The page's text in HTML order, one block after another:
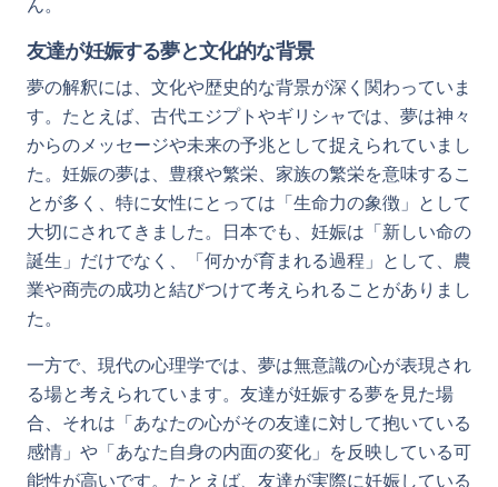
ん。
友達が妊娠する夢と文化的な背景
夢の解釈には、文化や歴史的な背景が深く関わっていま
す。たとえば、古代エジプトやギリシャでは、夢は神々
からのメッセージや未来の予兆として捉えられていまし
た。妊娠の夢は、豊穣や繁栄、家族の繁栄を意味するこ
とが多く、特に女性にとっては「生命力の象徴」として
大切にされてきました。日本でも、妊娠は「新しい命の
誕生」だけでなく、「何かが育まれる過程」として、農
業や商売の成功と結びつけて考えられることがありまし
た。
一方で、現代の心理学では、夢は無意識の心が表現され
る場と考えられています。友達が妊娠する夢を見た場
合、それは「あなたの心がその友達に対して抱いている
感情」や「あなた自身の内面の変化」を反映している可
能性が高いです。たとえば、友達が実際に妊娠している